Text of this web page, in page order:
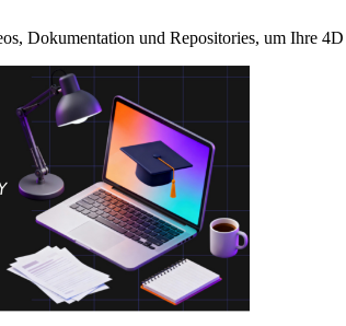
Dokumentation und Repositories, um Ihre 4D